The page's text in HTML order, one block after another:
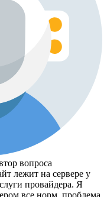
вопроса
лежит на сервере у
провайдера. Я